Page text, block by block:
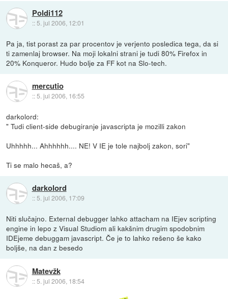
Poldi112
:: 5. jul 2006, 12:01
Pa ja, tist porast za par procentov je verjento posledica tega, da si
ti zamenlaj browser. Na moji lokalni strani je tudi 80% Firefox in
20% Konqueror. Hudo bolje za FF kot na Slo-tech.
mercutio
::5. jul 2006, 16:55
darkolord:
" Tudi client-side debugiranje javascripta je mozilli zakon
Uhhhhh... Ahhhhhh.... NE! V IE je tole najbolj zakon, sori"
Ti se malo hecaš, a?
darkolord
:: 5. jul 2006, 17:09
Niti slučajno. External debugger lahko attacham na IEjev scripting
engine in lepo z Visual Studiom ali kakšnim drugim spodobnim
IDEjeme debuggam javascript. Če je to lahko rešeno še kako
boljše, na dan z besedo
Matevžk
::5. jul 2006, 18:54